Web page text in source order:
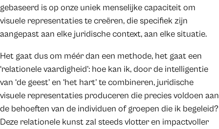
gebaseerd is op onze uniek menselijke capaciteit om
visuele representaties te creëren, die specifiek zijn
aangepast aan elke juridische context, aan elke situatie.
Het gaat dus om méér dan een methode, het gaat een
‘relationele vaardigheid’: hoe kan ik, door de intelligentie
van ‘de geest’ en ‘het hart’ te combineren, juridische
visuele representaties produceren die precies voldoen aan
de behoeften van de individuen of groepen die ik begeleid?
Deze relationele kunst zal steeds vlotter en impactvoller